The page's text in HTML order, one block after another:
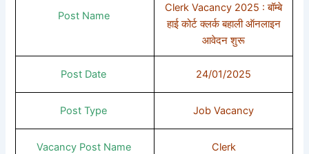
Post Name
Clerk Vacancy 2025 : बॉम्बे
हाई कोर्ट क्लर्क बहाली ऑनलाइन
आवेदन शुरू
Post Date 24/01/2025
Post Type Job Vacancy
Vacancy Post Name Clerk